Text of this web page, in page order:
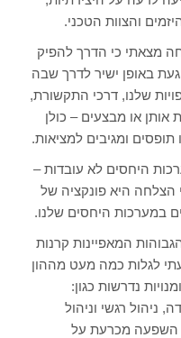
והצוות הטכני.
מצאתי כי הדרך להפיק
באופן ישיר לדרך שבה
שלנו, דרכי התקשורת,
אותן או מבצעים – כולן
ומגיבים למציאות.
היחסים לא עובדות –
הצלחה היא פונקציה של
במערכות היחסים שלנו.
המאפיינות קרנות
לגלות כמה מעט מההון
נדרשות כגון:
ניהול רגשי וניהול
השפעה מכרעת על